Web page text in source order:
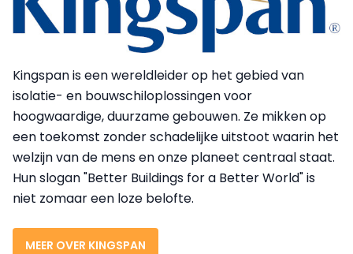
Kingspan is een wereldleider op het gebied van
isolatie- en bouwschiloplossingen voor
hoogwaardige, duurzame gebouwen. Ze mikken op
een toekomst zonder schadelijke uitstoot waarin het
welzijn van de mens en onze planeet centraal staat.
Hun slogan "Better Buildings for a Better World" is
niet zomaar een loze belofte.
MEER OVER KINGSPAN